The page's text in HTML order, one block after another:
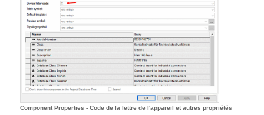
Component Properties - Code de la lettre de l'appareil et autres propriétés